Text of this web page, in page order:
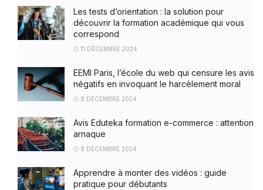
Les tests d’orientation : la solution pour
découvrir la formation académique qui vous
correspond
11 DÉCEMBRE 2024
EEMI Paris, l’école du web qui censure les avis
négatifs en invoquant le harcèlement moral
8 DÉCEMBRE 2024
Avis Eduteka formation e-commerce : attention
arnaque
8 DÉCEMBRE 2024
Apprendre à monter des vidéos : guide
pratique pour débutants